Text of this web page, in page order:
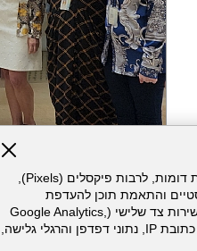
אתר זה עושה שימוש בקבצי עוגיות (Cookies) ובטכנולוגיות דומות, לרבות פיקסלים (Pixels),
והתאמת תוכן להעדפת
המשתמש. חלק מהעוגיות והפיקסלים מופעלים ע"י ספקי שירות צד שלישי (Google Analytics,
Meta Pixel וכו'), שעשויים לעבד מידע שאינו מזהה לרבות כתובת IP, נתוני דפדפן והרגלי גלישה,